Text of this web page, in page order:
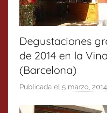
Degustaciones
de 2014 en la
(Barcelona)
Publicada el 5 marzo, 2014